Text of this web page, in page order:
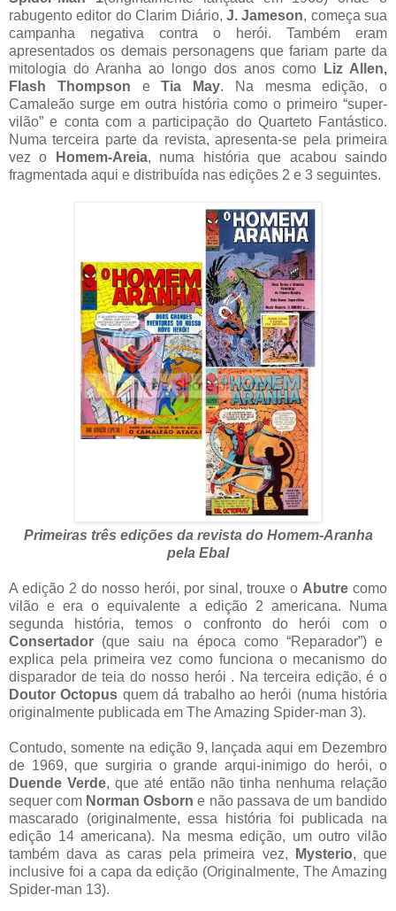
rabugento editor do Clarim Diário, J. Jameson, começa sua
campanha negativa contra o herói. Também eram
apresentados os demais personagens que fariam parte da
mitologia do Aranha ao longo dos anos como
Liz Allen,
Flash Thompson eTia May. Na mesma edição, o
Camaleão surge em outra história como o primeiro “super-
vilão” e conta com a participação do Quarteto Fantástico.
Numa terceira parte da revista, apresenta-se pela primeira
vez o
Homem-Areia, numa história que acabou saindo
fragmentada aqui e distribuída nas edições 2 e 3 seguintes.
Primeiras três edições da revista do Homem-Aranha
pela Ebal
A edição 2 do nosso herói, por sinal, trouxe o Abutre como
vilão e era o equivalente a edição 2 americana. Numa
segunda história, temos o confronto do herói com o
Consertador (que saiu na época como “Reparador”) e
explica pela primeira vez como funciona o mecanismo do
disparador de teia do nosso herói . Na terceira edição, é o
Doutor Octopus quem dá trabalho ao herói (numa história
originalmente publicada em The Amazing Spider-man 3).
Contudo, somente na edição 9, lançada aqui em Dezembro
de 1969, que surgiria o grande arqui-inimigo do herói, o
Duende Verde, que até então não tinha nenhuma relação
sequer com Norman Osborne não passava de um bandido
mascarado (originalmente, essa história foi publicada na
edição 14 americana). Na mesma edição, um outro vilão
também dava as caras pela primeira vez,
Mysterio, que
inclusive foi a capa da edição (Originalmente, The Amazing
Spider-man 13).